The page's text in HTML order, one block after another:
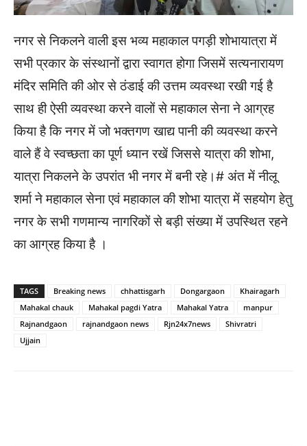
नगर से निकलने वाली इस भव्य महाकाल पगड़ी शोभायात्रा में
सभी प्रकार के संस्थानों द्वारा स्वागत होगा जिसमें सत्यनारायण
मंदिर समिति की ओर से ठंडाई की उत्तम व्यवस्था रखी गई है
साथ ही ऐसी व्यवस्था करने वालों से महाकाल सेना ने आग्रह
किया है कि नगर में जो भक्तगण खाद्य पानी की व्यवस्था करने
वाले हैं वे स्वच्छता का पूर्ण ध्यान रखें जिससे यात्रा की शोभा,
यात्रा निकलने के उपरांत भी नगर में बनी रहे।# अंत में नीलू
शर्मा ने महाकाल सेना एवं महाकाल की शोभा यात्रा में सहयोग हेतु
नगर के सभी गणमान्य नागरिकों से बड़ी संख्या में उपस्थित रहने
का आग्रह किया है ।
TAGS Breaking news chhattisgarh Dongargaon
Khairagarh
Mahakal chauk
Mahakal pagdi Yatra Mahakal Yatra
manpur
Rajnandgaon
rajnandgaon news Rjn24x7news
Shivratri
Ujjain